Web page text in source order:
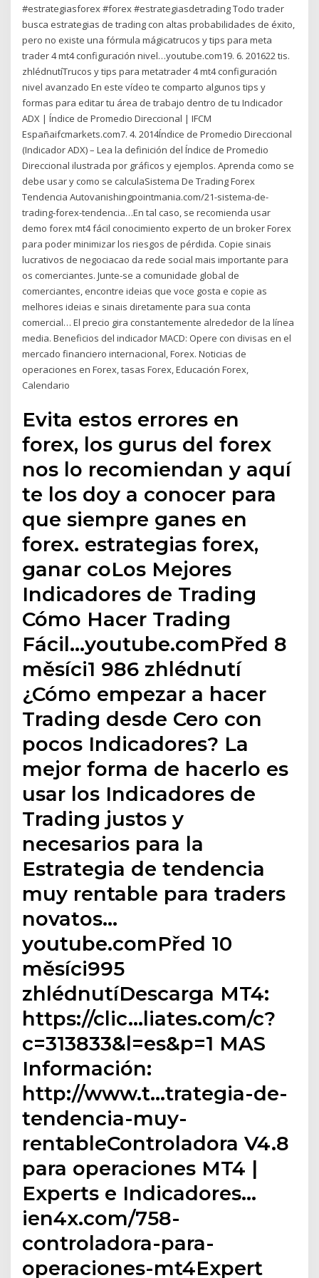
#estrategiasforex #forex #estrategiasdetrading Todo trader
busca estrategias de trading con altas probabilidades de éxito,
pero no existe una fórmula mágicatrucos y tips para meta
trader 4 mt4 configuración nivel…youtube.com19. 6. 201622 tis.
zhlédnutíTrucos y tips para metatrader 4 mt4 configuración
nivel avanzado En este vídeo te comparto algunos tips y
formas para editar tu área de trabajo dentro de tu Indicador
ADX | Índice de Promedio Direccional | IFCM
Españaifcmarkets.com7. 4. 2014Índice de Promedio Direccional
(Indicador ADX) – Lea la definición del Índice de Promedio
Direccional ilustrada por gráficos y ejemplos. Aprenda como se
debe usar y como se calculaSistema De Trading Forex
Tendencia Autovanishingpointmania.com/21-sistema-de-
trading-forex-tendencia…En tal caso, se recomienda usar
demo forex mt4 fácil conocimiento experto de un broker Forex
para poder minimizar los riesgos de pérdida. Copie sinais
lucrativos de negociacao da rede social mais importante para
os comerciantes. Junte-se a comunidade global de
comerciantes, encontre ideias que voce gosta e copie as
melhores ideias e sinais diretamente para sua conta
comercial… El precio gira constantemente alrededor de la línea
media. Beneficios del indicador MACD: Opere con divisas en el
mercado financiero internacional, Forex. Noticias de
operaciones en Forex, tasas Forex, Educación Forex,
Calendario
Evita estos errores en
forex, los gurus del forex
nos lo recomiendan y aquí
te los doy a conocer para
que siempre ganes en
forex. estrategias forex,
ganar coLos Mejores
Indicadores de Trading
Cómo Hacer Trading
Fácil…youtube.comPřed 8
měsíci1 986 zhlédnutí
¿Cómo empezar a hacer
Trading desde Cero con
pocos Indicadores? La
mejor forma de hacerlo es
usar los Indicadores de
Trading justos y
necesarios para la
Estrategia de tendencia
muy rentable para traders
novatos…
youtube.comPřed 10
měsíci995
zhlédnutíDescarga MT4:
https://clic…liates.com/c?
c=313833&l=es&p=1 MAS
Información:
http://www.t…trategia-de-
tendencia-muy-
rentableControladora V4.8
para operaciones MT4 |
Experts e Indicadores…
ien4x.com/758-
controladora-para-
operaciones-mt4Expert